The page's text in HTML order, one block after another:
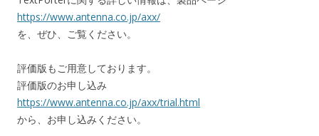
https://www.antenna.co.jp/axx/
を、ぜひ、ご覧ください。
評価版もご用意しております。
評価版のお申し込み
https://www.antenna.co.jp/axx/trial.html
から、お申し込みください。